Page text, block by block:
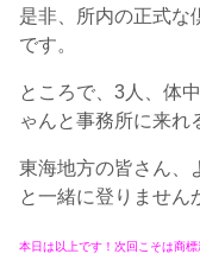
是非、所内の正式な
です。
ところで、3人、体
ゃんと事務所に来れ
東海地方の皆さん、
と一緒に登りません
本日は以上です！次回こそは商